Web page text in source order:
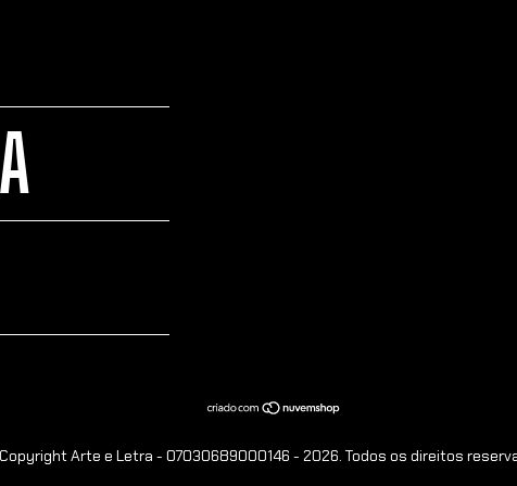
Copyright Arte e Letra - 07030689000146 - 2026. Todos os direitos